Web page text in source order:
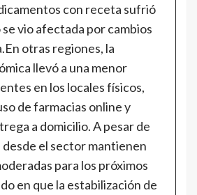
con receta sufrió
vio afectada por cambios
otras regiones, la
llevó a una menor
en los locales físicos,
de farmacias online y
a domicilio. A pesar de
el sector mantienen
para los próximos
en que la estabilización de